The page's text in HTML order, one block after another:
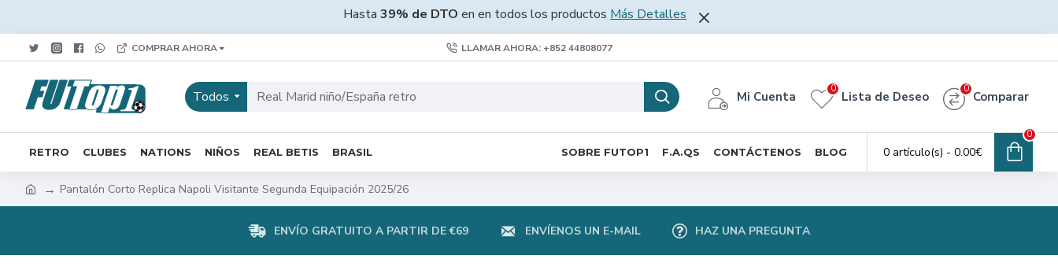
Hasta 39% de DTO en en todos los productos Más Detalles
COMPRAR AHORA LLAMAR AHORA: +852 44808077
Todos Mi Cuenta Lista de Deseo
0
Comparar
0
RETRO CLUBES NATIONS NIÑOS REAL BETIS BRASIL SOBRE FUTOP1 F.A.QS CONTÁCTENOS BLOG 0 artículo(s) - 0.00€
0
Pantalón Corto Replica Napoli Visitante Segunda Equipación 2025/26
ENVÍO GRATUITO A PARTIR DE €69 ENVÍENOS UN E-MAIL HAZ UNA PREGUNTA